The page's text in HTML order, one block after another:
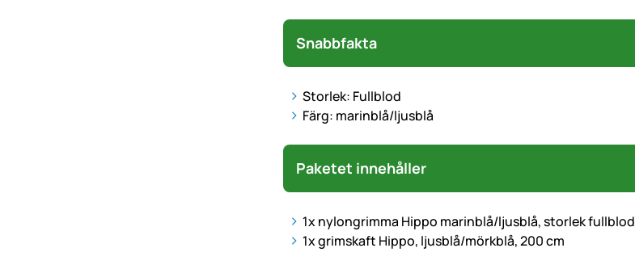
Snabbfakta
Storlek: Fullblod
Färg: marinblå/ljusblå
Paketet innehåller
1x nylongrimma Hippo marinblå/ljusblå, storlek fullblod
1x grimskaft Hippo, ljusblå/mörkblå, 200 cm